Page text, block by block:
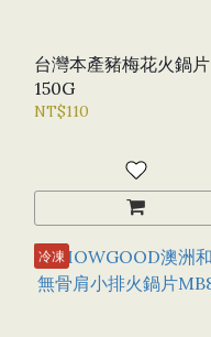
台灣本產豬梅花火鍋片
150G
NT$110
冷凍